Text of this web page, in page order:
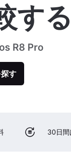
す
R8 Pro
す
30日間